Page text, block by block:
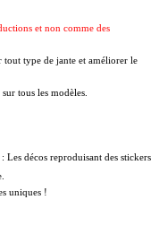
et non comme des
tout type de jante et améliorer le
sur tous les modèles.
décos reproduisant des stickers
uniques !